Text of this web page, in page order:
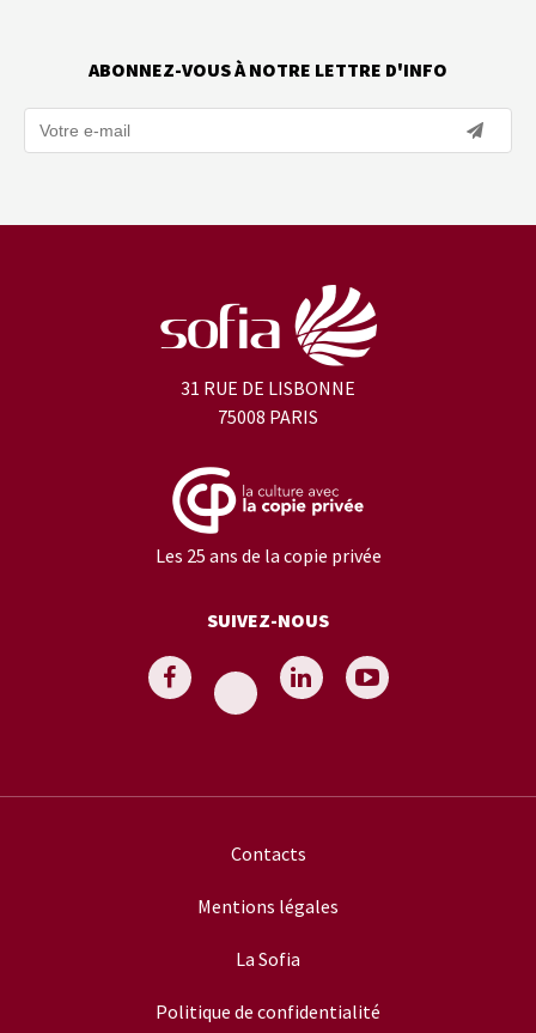
ABONNEZ-VOUS À NOTRE LETTRE D'INFO
31 RUE DE LISBONNE
75008 PARIS
Les 25 ans de la copie privée
SUIVEZ-NOUS
Contacts
Mentions légales
La Sofia
Politique de confidentialité